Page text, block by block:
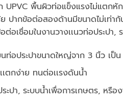
พื้นผิวท่อแข็งแรงไม่แตกหั
ปากข้อต่อสองด้านมีขนาดไม่เท่า
ต่อเชื่อมในงานวางเเนวท่อประป
ท่อประปาขนาดใหญ่จาก 3 นิ้ว เป็
ตกง่าย ทนต่อเเรงดันน้ำ
ระปา, ระบบน้ำเพื่อการเกษตร, หรือ